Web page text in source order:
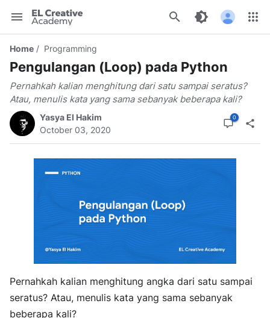
EL
Academy
Home Programming
Pengulangan (Loop) pada Python
Pernahkah kalian menghitung dari satu sampai seratus?
Atau, menulis kata yang sama sebanyak beberapa kali?
Yasya El Hakim
October 03, 2020
Pernahkah kalian menghitung angka dari satu sampai
seratus? Atau, menulis kata yang sama sebanyak
beberapa kali?